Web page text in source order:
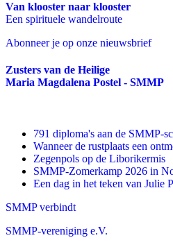
Van klooster naar klooster
Een spirituele wandelroute
Abonneer je op onze nieuwsbrief
Zusters van de Heilige
Maria Magdalena Postel - SMMP
791 diploma's aan de SMMP-
Wanneer de rustplaats een
Zegenpols op de Liborikermis
SMMP-Zomerkamp 2026 in
Een dag in het teken van Julie
SMMP verbindt
SMMP-vereniging e.V.